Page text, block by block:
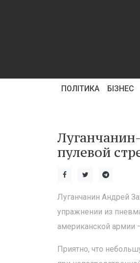
ПОЛІТИКА БІЗНЕС
пулевой
Луганчанин Андрей
упражнении из
американской
Приятно, что